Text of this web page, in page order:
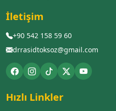
İletişim
+90 542 158 59 60
drrasidtoksoz@gmail.com
Hızlı Linkler